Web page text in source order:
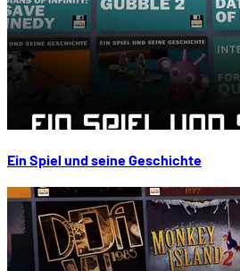
Ein Spiel und seine Geschichte